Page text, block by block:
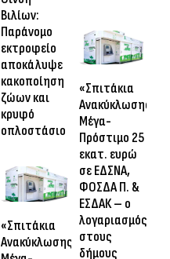
Βιλίων:
Παράνομο
εκτροφείο
αποκάλυψε
κακοποίηση
ζώων και
κρυφό
οπλοστάσιο
«Σπιτάκια
Ανακύκλωσης»:
«Σπιτάκια
Ανακύκλωσης»:
Μέγα-
Πρόστιμο 25
εκατ. ευρώ
σε ΕΔΣΝΑ,
ΦΟΣΔΑ Π. &
ΕΣΔΑΚ – ο
λογαριασμός
στους
δήμους